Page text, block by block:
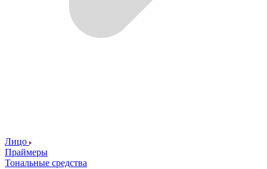
Лицо
Праймеры
Тональные средства